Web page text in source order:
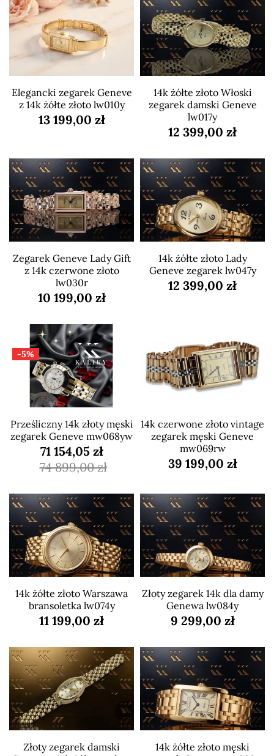
Elegancki zegarek Geneve
z 14k żółte złoto lw010y
13 199,00 zł
14k żółte złoto Włoski
zegarek damski Geneve
lw017y
12 399,00 zł
Zegarek Geneve Lady Gift
z 14k czerwone złoto
lw030r
10 199,00 zł
14k żółte złoto Lady
Geneve zegarek lw047y
12 399,00 zł
-5%
Prześliczny 14k złoty męski
zegarek Geneve mw068yw
71 154,05 zł
74 899,00 zł
14k czerwone złoto vintage
zegarek męski Geneve
mw069rw
39 199,00 zł
14k żółte złoto Warszawa
bransoletka lw074y
11 199,00 zł
Złoty zegarek 14k dla damy
Genewa lw084y
9 299,00 zł
Złoty zegarek damski
14k żółte złoto męski